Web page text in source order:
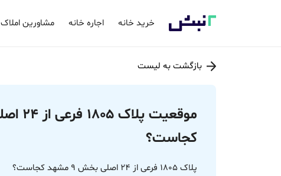
خرید خانه اجاره خانه مشاورین املاک
بازگشت به لیست
کجاست؟
پلاک 1805 فرعی از 24 اصلی بخش 9 مشهد کجاست؟